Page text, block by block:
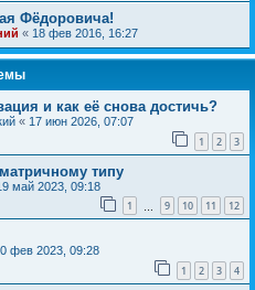
Фёдоровича!
« 18 фев 2016, 16:27
и как её снова достичь?
« 17 июн 2026, 07:07
1 2 3
типу
май 2023, 09:18
1 9 10 11 12
фев 2023, 09:28
1 2 3 4